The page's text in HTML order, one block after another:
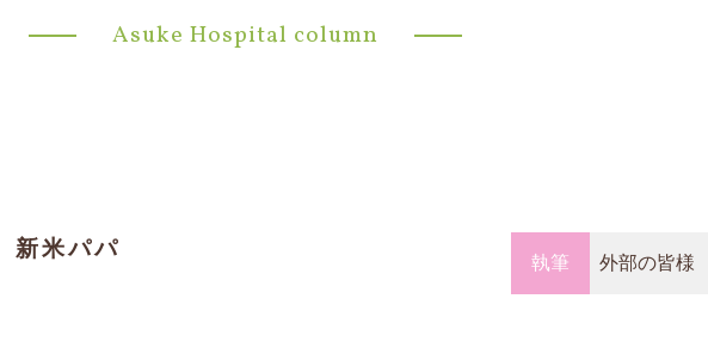
Asuke Hospital column
米パパ
執筆 外部の皆様